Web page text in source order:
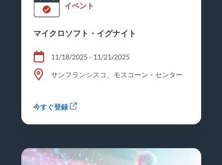
イベント
マイクロソフト・イグナイト
11/18/2025 - 11/21/2025
サンフランシスコ、モスコーン・センター
今すぐ登録